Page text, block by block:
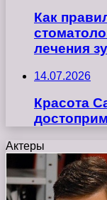
Как
лечения
14.07.2026
Красота
Актеры